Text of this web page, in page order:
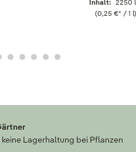
Inhalt: 2250 l
(0,25 €* / 1 l)
Lagerhaltung bei Pflanzen